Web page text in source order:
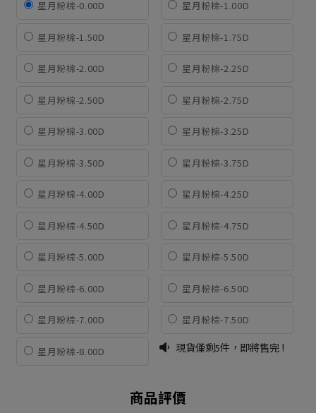
星月粉棕-0.00D 星月粉棕-1.00D
星月粉棕-1.50D 星月粉棕-1.75D
星月粉棕-2.00D 星月粉棕-2.25D
星月粉棕-2.50D 星月粉棕-2.75D
星月粉棕-3.00D 星月粉棕-3.25D
星月粉棕-3.50D 星月粉棕-3.75D
星月粉棕-4.00D 星月粉棕-4.25D
星月粉棕-4.50D 星月粉棕-4.75D
星月粉棕-5.00D 星月粉棕-5.50D
星月粉棕-6.00D 星月粉棕-6.50D
星月粉棕-7.00D 星月粉棕-7.50D
星月粉棕-8.00D 現貨僅剩5件，即將售完 !
商品評價